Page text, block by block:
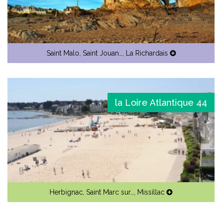
Saint Malo, Saint Jouan…, La Richardais
la Loire Atlantique 44
Herbignac, Saint Marc sur…, Missillac